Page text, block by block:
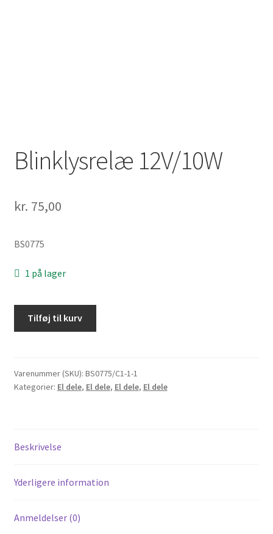
Blinklysrelæ 12V/10W
kr. 75,00
BS0775
1 på lager
12V/10W
Tilføj til kurv
Varenummer (SKU): BS0775/C1-1-1
Kategorier: El dele, El dele, El dele, El dele
Beskrivelse
Yderligere information
Anmeldelser (0)